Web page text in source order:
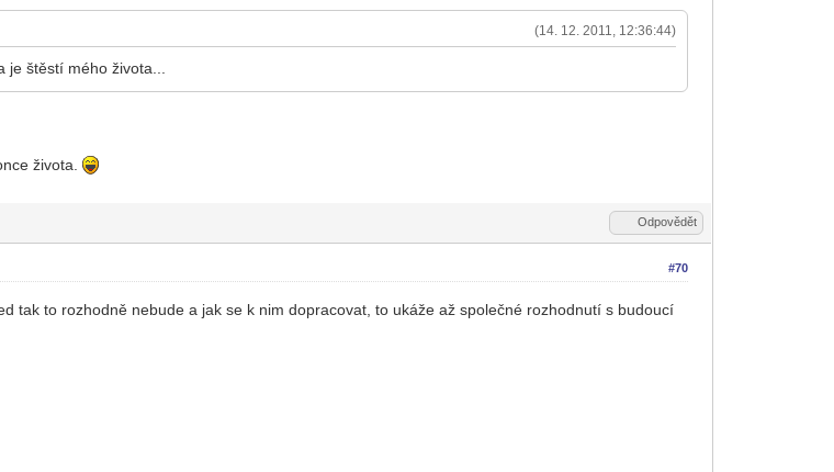
(14. 12. 2011, 12:36:44)
je štěstí mého života...
života.
Odpovědět
#70
tak to rozhodně nebude a jak se k nim dopracovat, to ukáže až společné rozhodnutí s budoucí